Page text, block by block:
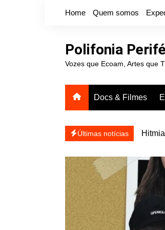
Home Quem somos
Polifonia
Vozes que Ecoam, Artes que
Docs & Filmes
Últimas notícias